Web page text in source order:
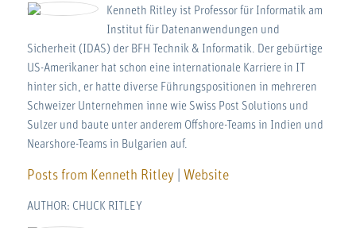
Kenneth Ritley ist Professor für Informatik am
Institut für Datenanwendungen und
Sicherheit (IDAS) der BFH Technik & Informatik. Der gebürtige
US-Amerikaner hat schon eine internationale Karriere in IT
hinter sich, er hatte diverse Führungspositionen in mehreren
Schweizer Unternehmen inne wie Swiss Post Solutions und
Sulzer und baute unter anderem Offshore-Teams in Indien und
Nearshore-Teams in Bulgarien auf.
Posts from Kenneth Ritley| Website
AUTHOR: CHUCK RITLEY